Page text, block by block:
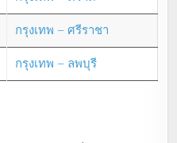
กรุงเทพ – ศรีราชา
กรุงเทพ – ลพบุรี